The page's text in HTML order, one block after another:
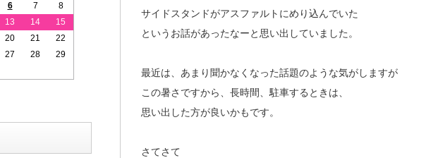
サイドスタンドがアスファルトにめり込んでいた
というお話があったなーと思い出していました。
最近は、あまり聞かなくなった話題のような気がしますが
この暑さですから、長時間、駐車するときは、
思い出した方が良いかもです。
さてさて
6 7
8
13 14
15
20 21
22
27 28
29